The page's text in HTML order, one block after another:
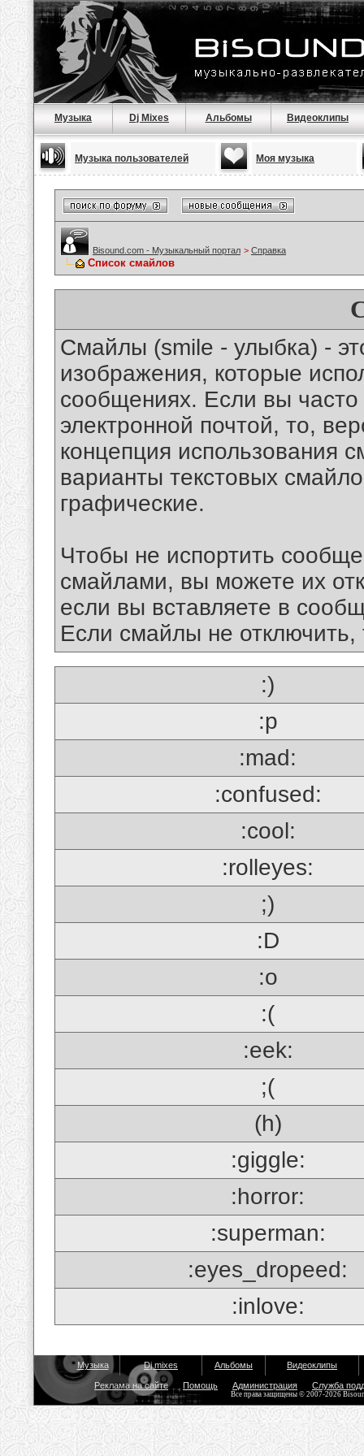
Музыка Dj Mixes Альбомы Видеоклипы
Музыка пользователей Моя музыка
Bisound.com - Музыкальный портал > Справка
Список смайлов
Смайлы (smile - улыбка) -
изображения, которые
сообщениях. Если вы часто
электронной почтой, то,
концепция использования
варианты текстовых
графические.
Чтобы не испортить
смайлами, вы можете их
если вы вставляете в
Если смайлы не отключить,
:)
:p
:mad:
:confused:
:cool:
:rolleyes:
;)
:D
:o
:(
:eek:
;(
(h)
:giggle:
:horror:
:superman:
:eyes_dropeed:
:inlove:
Музыка Dj mixes Альбомы Видеоклипы
Реклама на сайте Помощь Администрация Служба
Все права защищены © 2007-2026